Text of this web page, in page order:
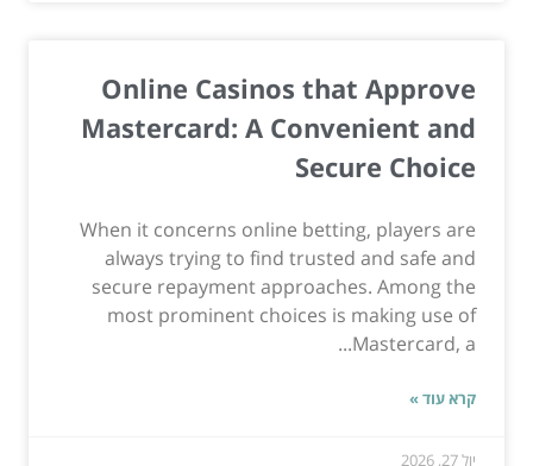
Online Casinos that Approve
Mastercard: A Convenient and
Secure Choice
When it concerns online betting, players are
always trying to find trusted and safe and
secure repayment approaches. Among the
most prominent choices is making use of
Mastercard, a...
קרא עוד »
יול 27, 2026